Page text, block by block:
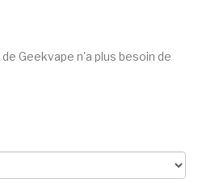
Geekvape n'a plus besoin de